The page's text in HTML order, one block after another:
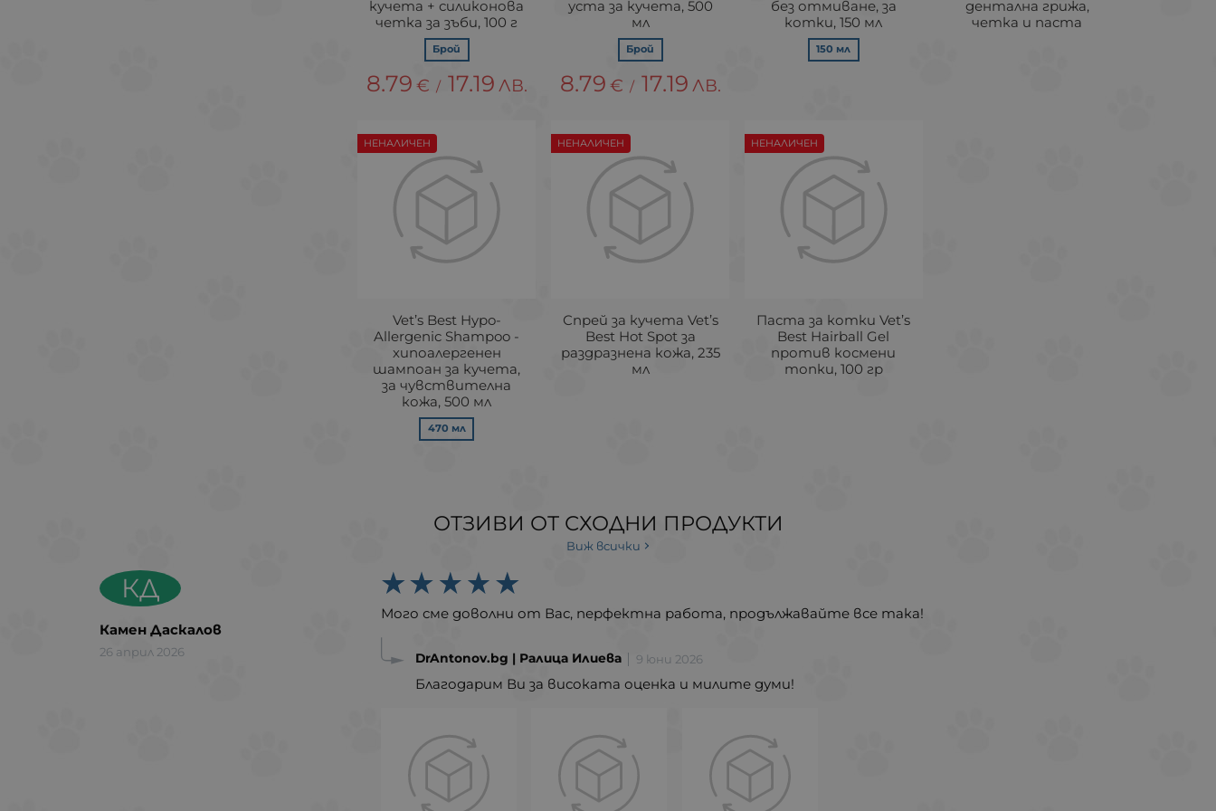
кучета + силиконова
четка за зъби, 100 г
Брой
8.79 € / 17.19 ЛВ.
уста за кучета, 500
мл
Брой
8.79 € / 17.19 ЛВ.
без отмиване, за
котки, 150 мл
150 мл
дентална грижа,
четка и паста
Vet’s Best Hypo-
Allergenic Shampoo -
хипоалергенен
шампоан за кучета,
за чувствителна
кожа, 500 мл
470 мл
НЕНАЛИЧЕН
Спрей за кучета Vet’s
Best Hot Spot за
раздразнена кожа, 235
мл
НЕНАЛИЧЕН
Паста за котки Vet’s
Best Hairball Gel
против космени
топки, 100 гр
НЕНАЛИЧЕН
ОТЗИВИ ОТ СХОДНИ ПРОДУКТИ
Виж всички
КД
Камен Даскалов
26 април 2026
Мого сме доволни от Вас, перфектна работа, продължавайте все така!
DrAntonov.bg | Ралица Илиева 9 юни 2026
Благодарим Ви за високата оценка и милите думи!